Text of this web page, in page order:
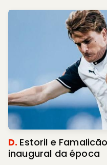
D. Estoril e
inaugural da época